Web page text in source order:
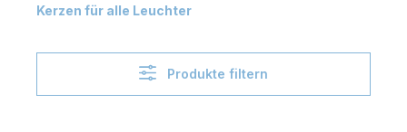
Kerzen für alle Leuchter
Produkte filtern